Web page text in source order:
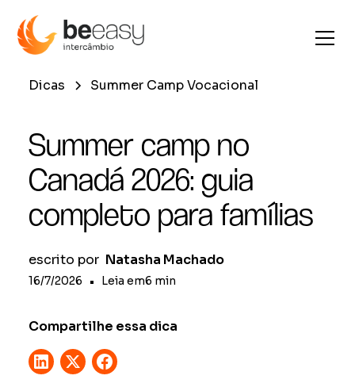
Dicas Summer Camp Vocacional
Summer camp no
Canadá 2026: guia
completo para famílias
escrito por Natasha Machado
16/7/2026 • Leia em6 min
Compartilhe essa dica